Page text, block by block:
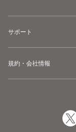
サポート
規約・会社情報